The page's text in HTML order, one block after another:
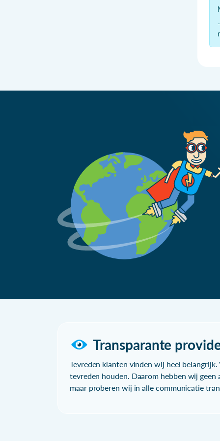
Transparante
Tevreden klanten vinden wij heel
tevreden houden. Daarom hebben wij geen
maar proberen wij in alle communicatie